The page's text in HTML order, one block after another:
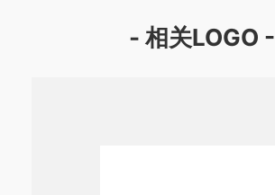
- 相关LOGO -